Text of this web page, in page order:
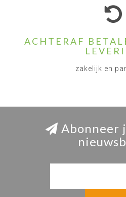
ACHTERAF
zakelijk en
Abonneer